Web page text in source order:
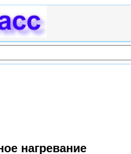
нагревание